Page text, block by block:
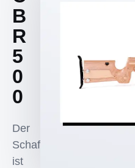
B
R
5
0
0
Der
Schaft
ist